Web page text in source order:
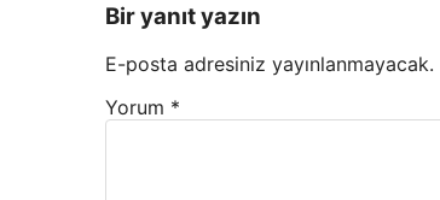
Bir yanıt yazın
E-posta adresiniz yayınlanmayacak.
Yorum *